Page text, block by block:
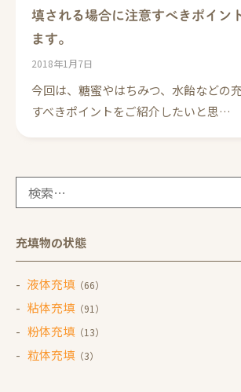
填される場合に注意すべきポイン
ます。
2018年1月7日
今回は、糖蜜やはちみつ、水飴などの
すべきポイントをご紹介したいと思…
索:
充填物の状態
液体充填（66）
粘体充填（91）
粉体充填（13）
粒体充填（3）